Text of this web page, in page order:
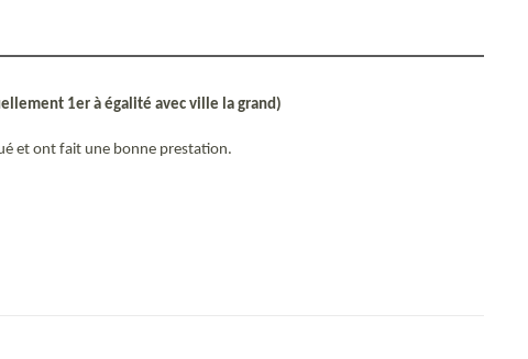
1er à égalité avec ville la grand)
et ont fait une bonne prestation.